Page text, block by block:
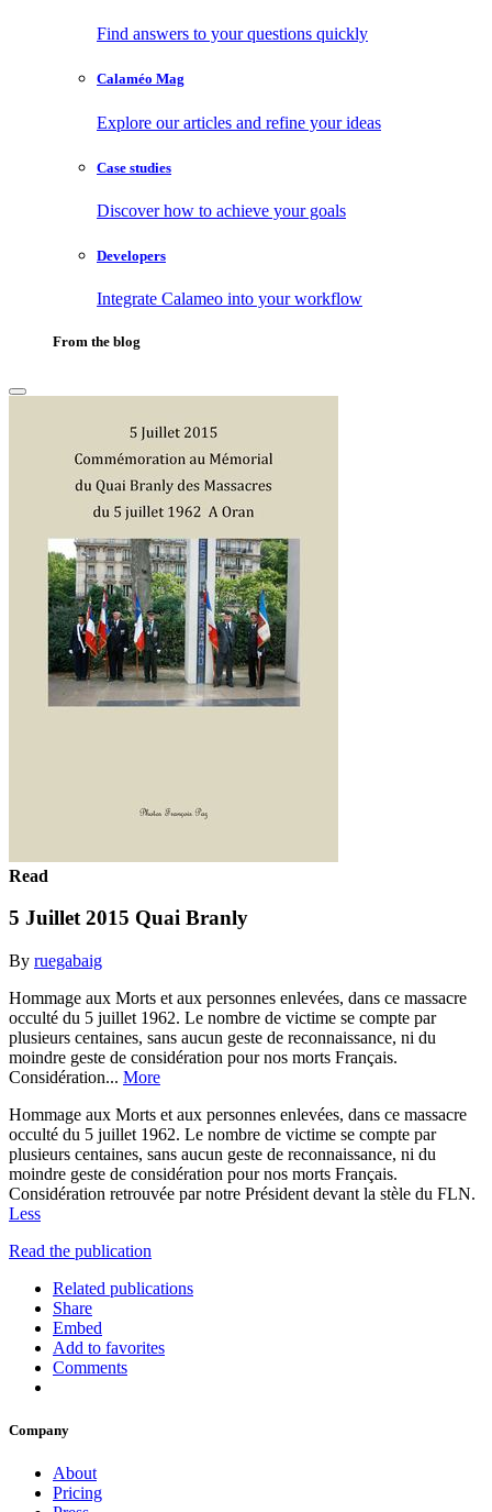
Find answers to your questions quickly
Calaméo Mag
Explore our articles and refine your ideas
Case studies
Discover how to achieve your goals
Developers
Integrate Calameo into your workflow
From the blog
Read
5 Juillet 2015 Quai Branly
By ruegabaig
Hommage aux Morts et aux personnes enlevées, dans ce massacre
occulté du 5 juillet 1962. Le nombre de victime se compte par
plusieurs centaines, sans aucun geste de reconnaissance, ni du
moindre geste de considération pour nos morts Français.
Considération... More
Hommage aux Morts et aux personnes enlevées, dans ce massacre
occulté du 5 juillet 1962. Le nombre de victime se compte par
plusieurs centaines, sans aucun geste de reconnaissance, ni du
moindre geste de considération pour nos morts Français.
Considération retrouvée par notre Président devant la stèle du FLN.
Less
Read the publication
Related publications
Share
Embed
Add to favorites
Comments
Company
About
Pricing